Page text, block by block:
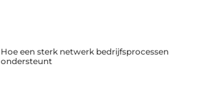
Hoe een sterk netwerk bedrijfsprocessen
ondersteunt